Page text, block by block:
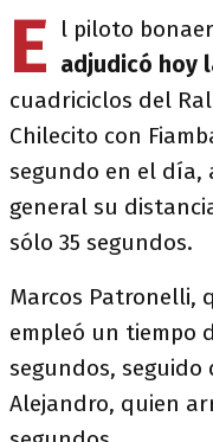
E l piloto
adjudicó hoy
cuadriciclos del
Chilecito con
segundo en el día,
general su
sólo 35 segundos.
Marcos Patronelli,
empleó un tiempo
segundos, seguido
Alejandro, quien